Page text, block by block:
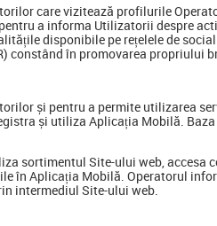
care vizitează profilurile
a informa Utilizatorii despre
disponibile pe rețelele de
în promovarea propriului
și pentru a permite utilizarea
și utiliza Aplicația Mobilă.
sortimentul Site-ului web, accesa
Aplicația Mobilă. Operatorul
intermediul Site-ului web.